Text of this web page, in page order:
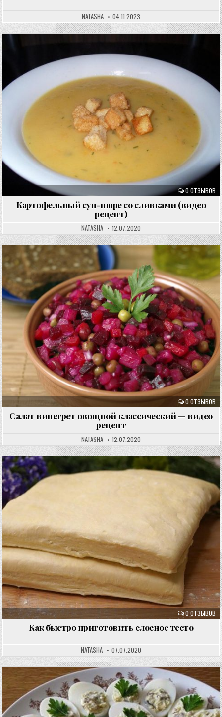
NATASHA 04.11.2023
0 ОТЗЫВОВ
Картофельный суп-пюре со сливками (видео
рецепт)
NATASHA 12.07.2020
0 ОТЗЫВОВ
Салат винегрет овощной классический — видео
рецепт
NATASHA 12.07.2020
0 ОТЗЫВОВ
Как быстро приготовить слоеное тесто
NATASHA 07.07.2020